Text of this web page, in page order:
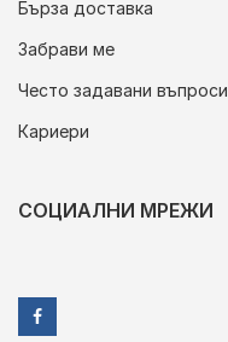
Бърза доставка
Забрави ме
Често задавани въпроси
Кариери
СОЦИАЛНИ МРЕЖИ